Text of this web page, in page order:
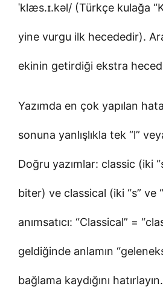
ˈklæs.ɪ.kəl/ (Türkçe kulağa
yine vurgu ilk hecededir).
ekinin getirdiği ekstra
Yazımda en çok yapılan
sonuna yanlışlıkla tek “l”
Doğru yazımlar: classic (iki
biter) ve classical (iki “s” ve
anımsatıcı: “Classical” =
geldiğinde anlamın
bağlama kaydığını hatırlayın.